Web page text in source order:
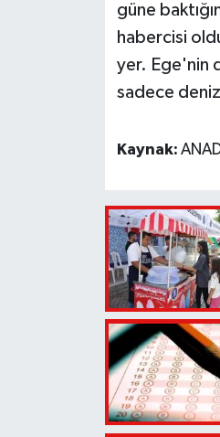
güne
habercisi
yer. Ege'nin
sadece
Kaynak: